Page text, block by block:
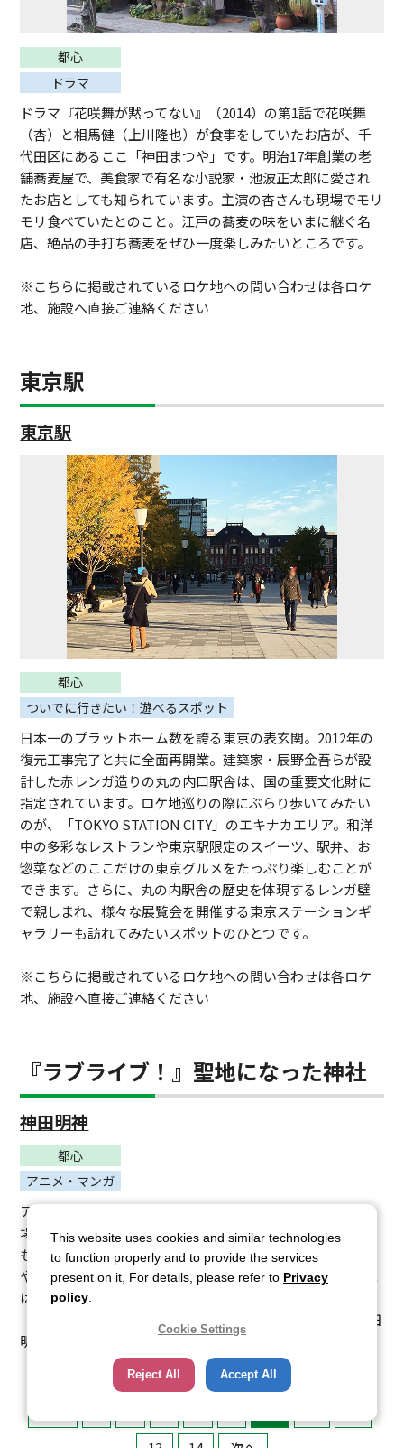
都心
ドラマ
ドラマ『花咲舞が黙ってない』（2014）の第1話で花咲舞
（杏）と相馬健（上川隆也）が食事をしていたお店が、千
代田区にあるここ「神田まつや」です。明治17年創業の老
舗蕎麦屋で、美食家で有名な小説家・池波正太郎に愛され
たお店としても知られています。主演の杏さんも現場でモリ
モリ食べていたとのこと。江戸の蕎麦の味をいまに継ぐ名
店、絶品の手打ち蕎麦をぜひ一度楽しみたいところです。
※こちらに掲載されているロケ地への問い合わせは各ロケ
地、施設へ直接ご連絡ください
東京駅
東京駅
都心
ついでに行きたい！遊べるスポット
日本一のプラットホーム数を誇る東京の表玄関。2012年の
復元工事完了と共に全面再開業。建築家・辰野金吾らが設
計した赤レンガ造りの丸の内口駅舎は、国の重要文化財に
指定されています。ロケ地巡りの際にぶらり歩いてみたい
のが、「TOKYO STATION CITY」のエキナカエリア。和洋
中の多彩なレストランや東京駅限定のスイーツ、駅弁、お
惣菜などのここだけの東京グルメをたっぷり楽しむことが
できます。さらに、丸の内駅舎の歴史を体現するレンガ壁
で親しまれ、様々な展覧会を開催する東京ステーションギ
ャラリーも訪れてみたいスポットのひとつです。
※こちらに掲載されているロケ地への問い合わせは各ロケ
地、施設へ直接ご連絡ください
『ラブライブ！』聖地になった神社
神田明神
都心
アニメ・マンガ
アニメ・マンガ『ラブライブ！』で東條希の実家として登
場するのが、千代田区にあるここ「神田明神」。約1300年
もの歴史をもつ江戸の総鎮守として知られ、現在も日本橋
や秋葉原など108の町会を束ねる総氏神です。神社の裏手に
は、μ'sメンバーが走り込みのトレーニングに使っていた
「男坂」も。遷座400年を迎えた2015年の神田祭では、神田
明神と『ラブライブ！』のコラボが話題を呼びました。
This website uses cookies and similar technologies
to function properly and to provide the services
present on it, For details, please refer to Privacy
policy
Cookie Settings
Reject All Accept All